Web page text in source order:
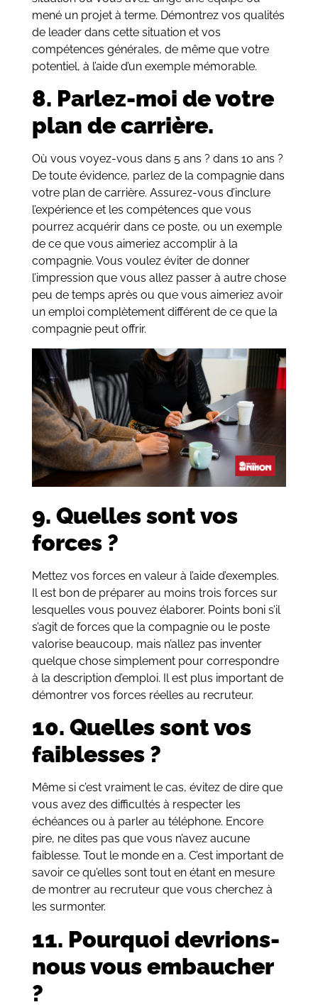
mené un projet à terme. Démontrez vos qualités
de leader dans cette situation et vos
compétences générales, de même que votre
potentiel, à l’aide d’un exemple mémorable.
8. Parlez-moi de votre
plan de carrière.
Où vous voyez-vous dans 5 ans ? dans 10 ans ?
De toute évidence, parlez de la compagnie dans
votre plan de carrière. Assurez-vous d’inclure
l’expérience et les compétences que vous
pourrez acquérir dans ce poste, ou un exemple
de ce que vous aimeriez accomplir à la
compagnie. Vous voulez éviter de donner
l’impression que vous allez passer à autre chose
peu de temps après ou que vous aimeriez avoir
un emploi complètement différent de ce que la
compagnie peut offrir.
9. Quelles sont vos
forces ?
Mettez vos forces en valeur à l’aide d’exemples.
Il est bon de préparer au moins trois forces sur
lesquelles vous pouvez élaborer. Points boni s’il
s’agit de forces que la compagnie ou le poste
valorise beaucoup, mais n’allez pas inventer
quelque chose simplement pour correspondre
à la description d’emploi. Il est plus important de
démontrer vos forces réelles au recruteur.
10. Quelles sont vos
faiblesses ?
Même si c’est vraiment le cas, évitez de dire que
vous avez des difficultés à respecter les
échéances ou à parler au téléphone. Encore
pire, ne dites pas que vous n’avez aucune
faiblesse. Tout le monde en a. C’est important de
savoir ce qu’elles sont tout en étant en mesure
de montrer au recruteur que vous cherchez à
les surmonter.
11. Pourquoi devrions-
nous vous embaucher
?